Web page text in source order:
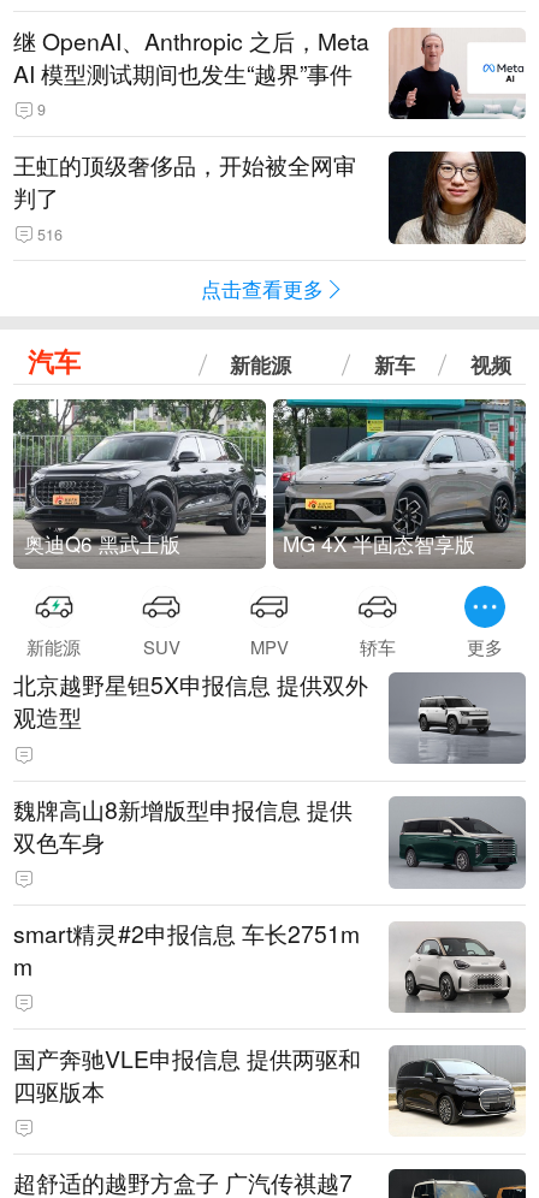
继 OpenAI、Anthropic 之后，Meta
AI 模型测试期间也发生“越界”事件
9
王虹的顶级奢侈品，开始被全网审
判了
516
点击查看更多
汽车 新能源 新车 视频
奥迪Q6 黑武士版 MG 4X 半固态智享版
新能源 SUV MPV 轿车 更多
北京越野星钽5X申报信息 提供双外
观造型
魏牌高山8新增版型申报信息 提供
双色车身
smart精灵#2申报信息 车长2751m
m
国产奔驰VLE申报信息 提供两驱和
四驱版本
超舒适的越野方盒子 广汽传祺越7